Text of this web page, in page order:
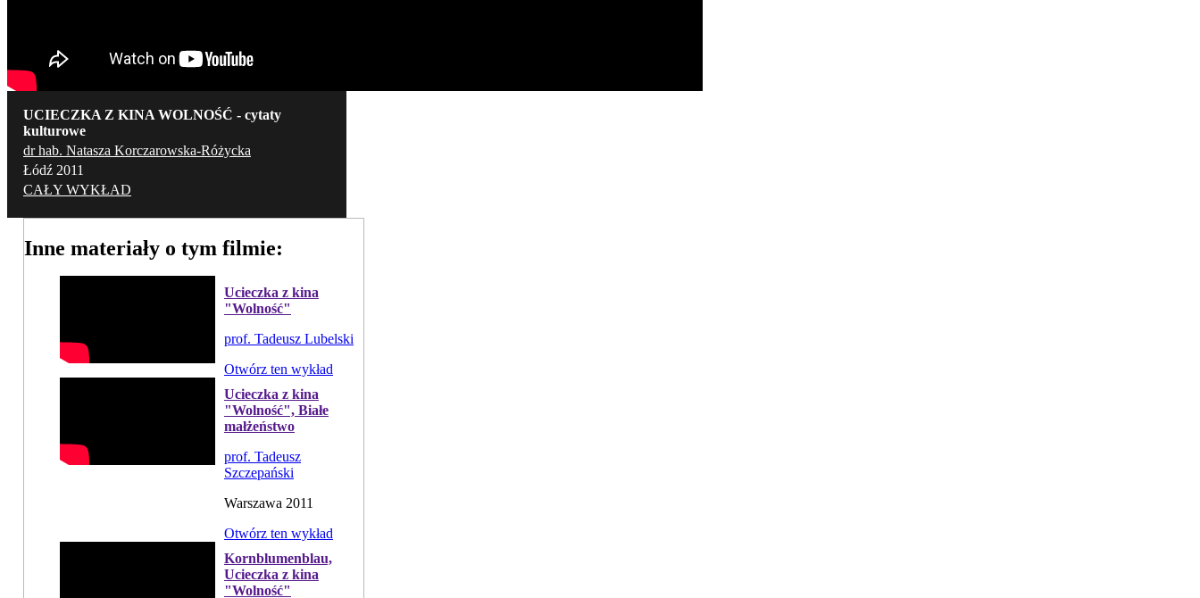
UCIECZKA Z KINA WOLNOŚĆ - cytaty
kulturowe
dr hab. Natasza Korczarowska-Różycka
Łódź 2011
CAŁY WYKŁAD
Inne materiały o tym filmie:
Ucieczka z kina
"Wolność"
prof. Tadeusz Lubelski
Otwórz ten wykład
Ucieczka z kina
"Wolność", Białe
małżeństwo
prof. Tadeusz
Szczepański
Warszawa 2011
Otwórz ten wykład
Kornblumenblau,
Ucieczka z kina
"Wolność"